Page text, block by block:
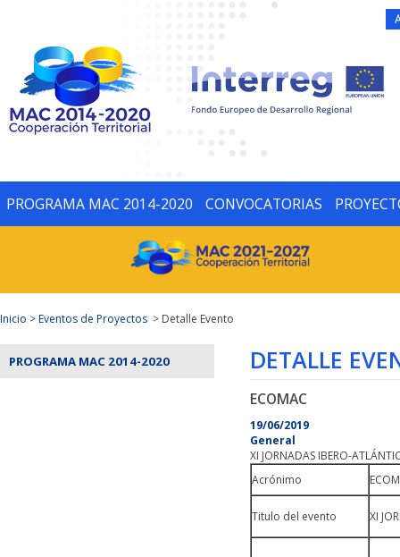
PROGRAMA MAC 2014-2020 CONVOCATORIAS
Inicio >Eventos de Proyectos > Detalle Evento
PROGRAMA MAC 2014-2020 DETALLE
ECOMAC
19/06/2019
General
XI JORNADAS IBERO-
Acrónimo
Titulo del evento XI